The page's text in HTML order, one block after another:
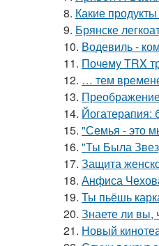
8. Какие
9. Брянске
10. Водевиль -
11. Почему TRX
12. … тем
13.
14. Йогатерапия:
15. "Семья - это
16. "Ты Была
17. Защита
18. Анфиса
19. Ты пьёшь
20. Знаете ли вы,
21. Новый